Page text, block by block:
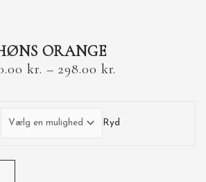
ORANGE
kr. – 298.00 kr.
Ryd